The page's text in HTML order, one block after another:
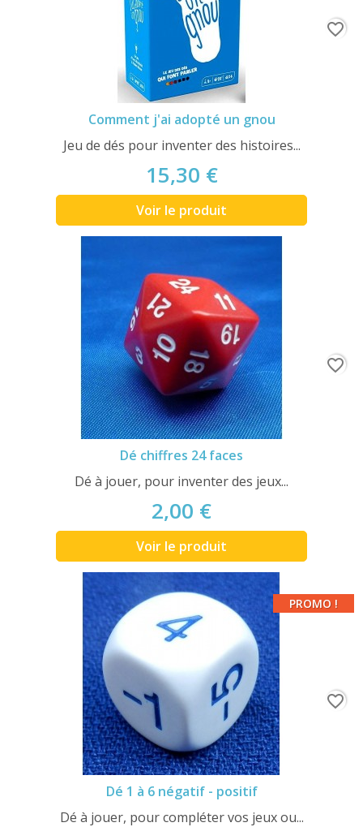
Comment j'ai adopté un gnou
Jeu de dés pour inventer des histoires...
15,30 €
Voir le produit
favorite_border
Dé chiffres 24 faces
Dé à jouer, pour inventer des jeux...
2,00 €
Voir le produit
favorite_border
Dé 1 à 6 négatif - positif
Dé à jouer, pour compléter vos jeux ou...
PROMO !
favorite_border